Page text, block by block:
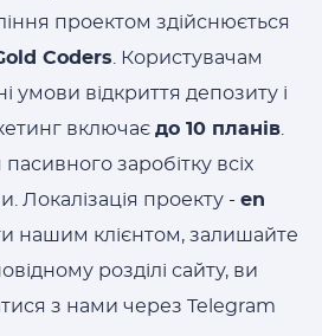
проектом здійснюється
Coders . Користувачам
умови відкриття депозиту і
включає до 10 планів
заробітку всіх
Локалізація проекту - en
нашим клієнтом, залишайте
розділі сайту, ви
з нами через Telegram